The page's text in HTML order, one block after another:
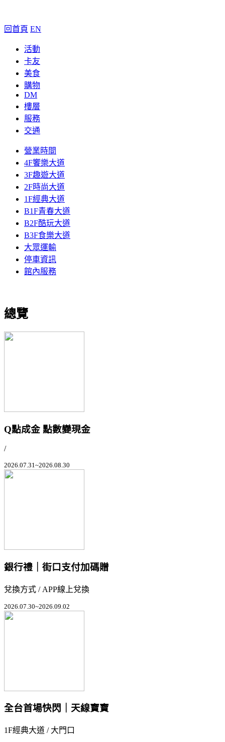
回首頁 EN
活動
卡友
美食
購物
DM
樓層
服務
交通
營業時間
4F饗樂大道
3F趣遊大道
2F時尚大道
1F經典大道
B1F青春大道
B2F酷玩大道
B3F食樂大道
大眾運輸
停車資訊
館內服務
總覽
Q點成金 點數變現金
/
2026.07.31~2026.08.30
銀行禮｜街口支付加碼贈
兌換方式 / APP線上兌換
2026.07.30~2026.09.02
全台首場快閃｜天線寶寶
1F經典大道 / 大門口